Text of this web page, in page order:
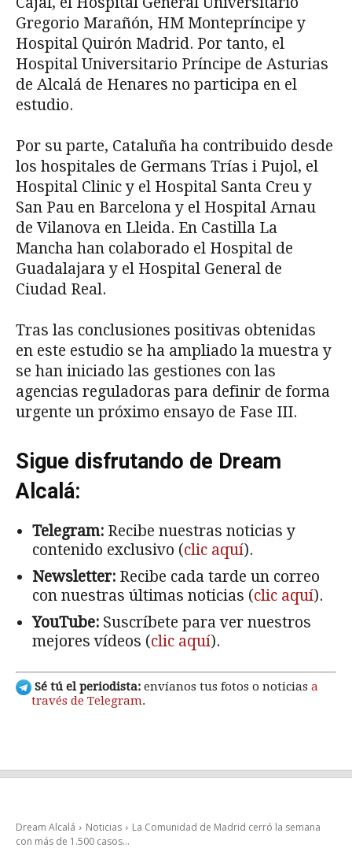
Gregorio Marañón, HM Montepríncipe y
Hospital Quirón Madrid. Por tanto, el
Hospital Universitario Príncipe de Asturias
de Alcalá de Henares no participa en el
estudio.
Por su parte, Cataluña ha contribuido desde
los hospitales de Germans Trías i Pujol, el
Hospital Clinic y el Hospital Santa Creu y
San Pau en Barcelona y el Hospital Arnau
de Vilanova en Lleida. En Castilla La
Mancha han colaborado el Hospital de
Guadalajara y el Hospital General de
Ciudad Real.
Tras las conclusiones positivas obtenidas
en este estudio se ha ampliado la muestra y
se han iniciado las gestiones con las
agencias reguladoras para definir de forma
urgente un próximo ensayo de Fase III.
Sigue disfrutando de Dream
Alcalá:
Telegram: Recibe nuestras noticias y
contenido exclusivo (clic aquí).
Newsletter: Recibe cada tarde un correo
con nuestras últimas noticias (clic aquí).
YouTube: Suscríbete para ver nuestros
mejores vídeos (clic aquí).
Sé tú el periodista: envíanos tus fotos o noticias a
través de Telegram.